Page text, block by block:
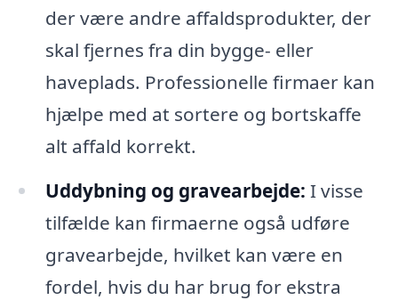
der være andre affaldsprodukter, der
skal fjernes fra din bygge- eller
haveplads. Professionelle firmaer kan
hjælpe med at sortere og bortskaffe
alt affald korrekt.
Uddybning og gravearbejde: I visse
tilfælde kan firmaerne også udføre
gravearbejde, hvilket kan være en
fordel, hvis du har brug for ekstra